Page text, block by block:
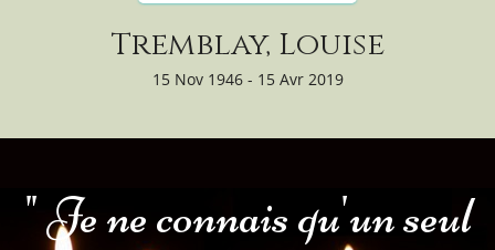
Tremblay, Louise
15 Nov 1946 - 15 Avr 2019
" Je ne connais qu'un seul